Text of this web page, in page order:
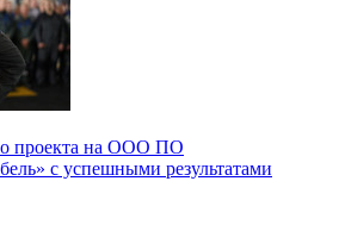
проекта на ООО ПО
с успешными результатами